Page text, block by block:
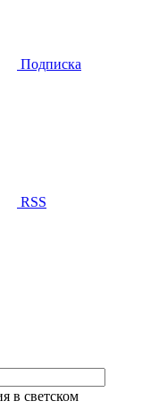
Подписка
RSS
в светском